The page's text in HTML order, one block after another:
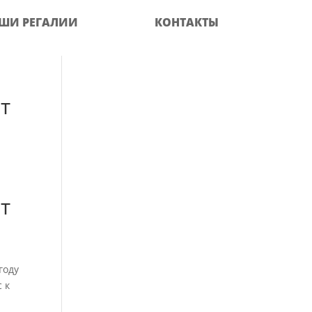
РЕГАЛИИ КОНТАКТЫ
к